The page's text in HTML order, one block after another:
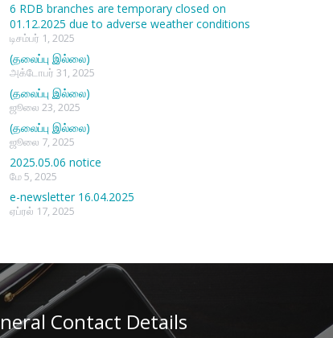
6 RDB branches are temporary closed on
01.12.2025 due to adverse weather conditions
டிசம்பர் 1, 2025
(தலைப்பு இல்லை)
அக்டோபர் 31, 2025
(தலைப்பு இல்லை)
ஜூலை 23, 2025
(தலைப்பு இல்லை)
ஜூலை 7, 2025
2025.05.06 notice
மே 5, 2025
e-newsletter 16.04.2025
ஏப்ரல் 17, 2025
Contact Details